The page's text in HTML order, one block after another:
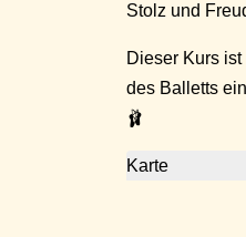
Stolz und
Dieser Kurs
des Balletts
🩰
Karte